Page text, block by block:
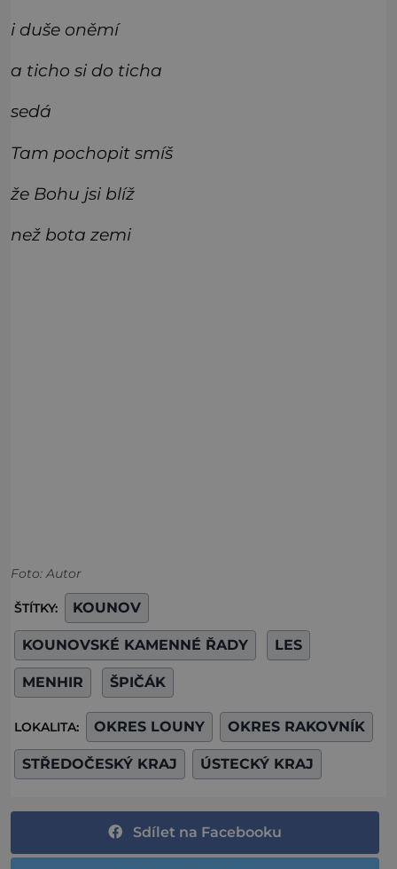
i duše oněmí
a ticho si do ticha
sedá
Tam pochopit smíš
že Bohu jsi blíž
než bota zemi
Foto: Autor
ŠTÍTKY: KOUNOV
KOUNOVSKÉ KAMENNÉ ŘADY LES
MENHIR ŠPIČÁK
LOKALITA: OKRES LOUNY OKRES RAKOVNÍK
STŘEDOČESKÝ KRAJ ÚSTECKÝ KRAJ
Sdílet na Facebooku